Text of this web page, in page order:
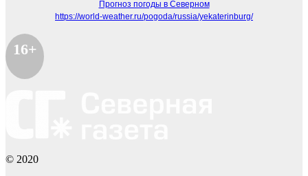
Прогноз погоды в Северном
https://world-weather.ru/pogoda/russia/yekaterinburg/
16+
© 2020